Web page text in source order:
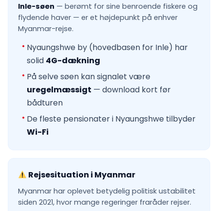
Inle-søen — berømt for sine benroende fiskere og
flydende haver — er et højdepunkt på enhver
Myanmar-rejse.
Nyaungshwe by (hovedbasen for Inle) har
solid 4G-dækning
På selve søen kan signalet være
uregelmæssigt — download kort før
bådturen
De fleste pensionater i Nyaungshwe tilbyder
Wi-Fi
Rejsesituation i Myanmar
Myanmar har oplevet betydelig politisk ustabilitet
siden 2021, hvor mange regeringer fraråder rejser.